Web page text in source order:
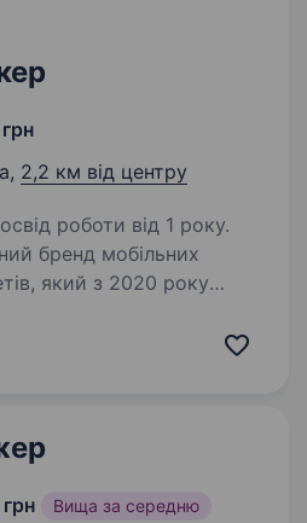
2,2 км від центру
роботи від 1 року.
бренд мобільних
який з 2020 року
Ми працюємо
Вища за середню